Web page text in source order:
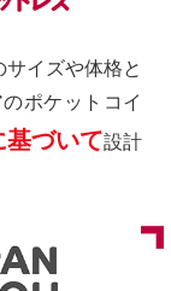
イズや体格と
ポケットコイ
づいて設計